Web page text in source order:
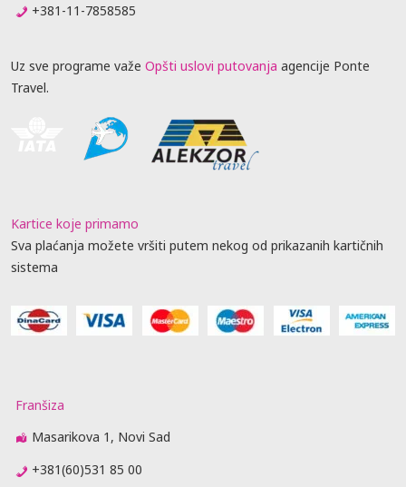
+381-11-7858585
Uz sve programe važe Opšti uslovi putovanja agencije Ponte
Travel.
Kartice koje primamo
Sva plaćanja možete vršiti putem nekog od prikazanih kartičnih
sistema
Franšiza
Masarikova 1, Novi Sad
+381(60)531 85 00